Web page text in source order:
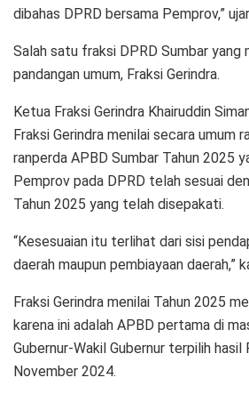
dibahas DPRD bersama Pemprov,”
Salah satu fraksi DPRD Sumbar yang
pandangan umum, Fraksi Gerindra.
Ketua Fraksi Gerindra Khairuddin
Fraksi Gerindra menilai secara umum
ranperda APBD Sumbar Tahun 2025
Pemprov pada DPRD telah sesuai
Tahun 2025 yang telah disepakati.
“Kesesuaian itu terlihat dari sisi
daerah maupun pembiayaan daerah,”
Fraksi Gerindra menilai Tahun 2025
karena ini adalah APBD pertama di
Gubernur-Wakil Gubernur terpilih
November 2024.